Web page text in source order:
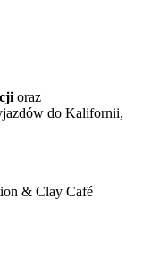
oraz
do Kalifornii,
& Clay Café